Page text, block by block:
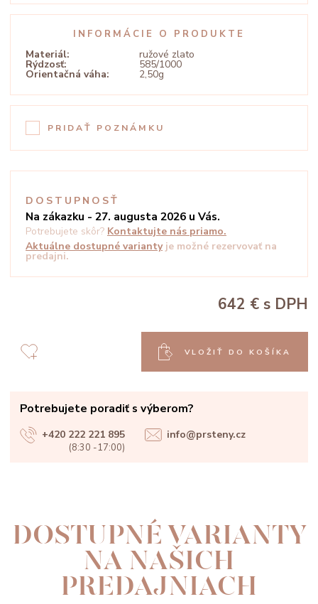
INFORMÁCIE O PRODUKTE
Materiál: ružové zlato
Rýdzosť: 585/1000
Orientačná váha: 2,50g
PRIDAŤ POZNÁMKU
DOSTUPNOSŤ
Na zákazku - 27. augusta 2026 u Vás.
Potrebujete skôr? Kontaktujte nás priamo.
Aktuálne dostupné varianty je možné rezervovať na
predajni.
642 € s DPH
VLOŽIŤ DO KOŠÍKA
Potrebujete poradiť s výberom?
+420 222 221 895
(8:30 -17:00)
info@prsteny.cz
DOSTUPNÉ VARIANTY
NA NAŠICH
PREDAJNIACH